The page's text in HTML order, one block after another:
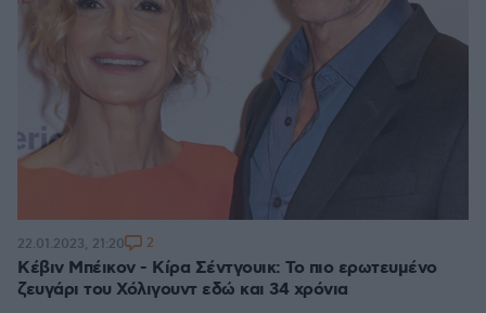
Κέβιν Μπέικον - Κίρα Σέντγουικ: Το πιο ερωτευμένο
ζευγάρι του Χόλιγουντ εδώ και 34 χρόνια
22.01.2023, 21:20 2